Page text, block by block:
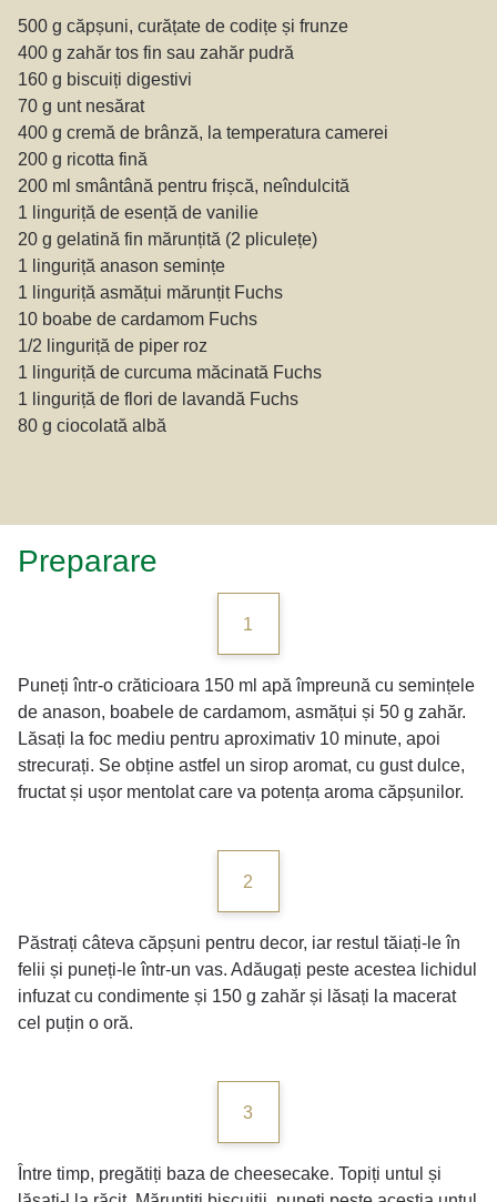
500 g căpșuni, curățate de codițe și frunze
400 g zahăr tos fin sau zahăr pudră
160 g biscuiți digestivi
70 g unt nesărat
400 g cremă de brânză, la temperatura camerei
200 g ricotta fină
200 ml smântână pentru frișcă, neîndulcită
1 linguriță de esență de vanilie
20 g gelatină fin mărunțită (2 pliculețe)
1 linguriță anason semințe
1 linguriță asmățui mărunțit Fuchs
10 boabe de cardamom Fuchs
1/2 linguriță de piper roz
1 linguriță de curcuma măcinată Fuchs
1 linguriță de flori de lavandă Fuchs
80 g ciocolată albă
Preparare
1
Puneți într-o crăticioara 150 ml apă împreună cu semințele
de anason, boabele de cardamom, asmățui și 50 g zahăr.
Lăsați la foc mediu pentru aproximativ 10 minute, apoi
strecurați. Se obține astfel un sirop aromat, cu gust dulce,
fructat și ușor mentolat care va potența aroma căpșunilor.
2
Păstrați câteva căpșuni pentru decor, iar restul tăiați-le în
felii și puneți-le într-un vas. Adăugați peste acestea lichidul
infuzat cu condimente și 150 g zahăr și lăsați la macerat
cel puțin o oră.
3
Între timp, pregătiți baza de cheesecake. Topiți untul și